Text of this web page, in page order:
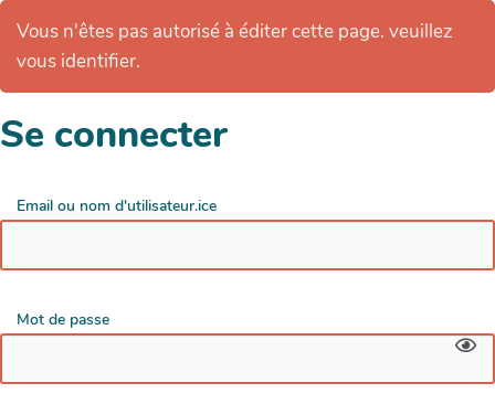
Vous n'êtes pas autorisé à éditer cette page. veuillez
vous identifier.
Se connecter
Email ou nom d'utilisateur.ice
Mot de passe